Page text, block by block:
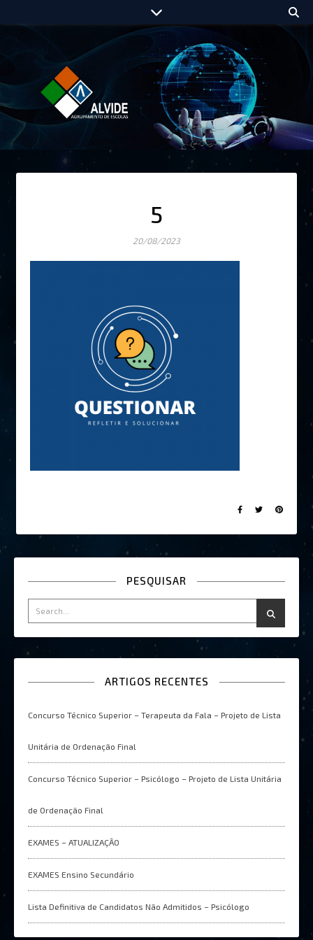
5
20/08/2023
PESQUISAR
ARTIGOS RECENTES
Concurso Técnico Superior – Terapeuta da Fala – Projeto de Lista
Unitária de Ordenação Final
Concurso Técnico Superior – Psicólogo – Projeto de Lista Unitária
de Ordenação Final
EXAMES – ATUALIZAÇÂO
EXAMES Ensino Secundário
Lista Definitiva de Candidatos Não Admitidos – Psicólogo